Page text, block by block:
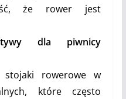
że rower jest
dla piwnicy
rowerowe w
które często